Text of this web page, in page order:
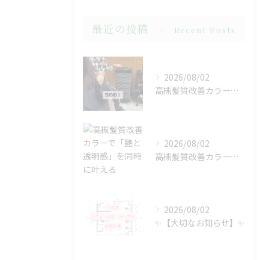
最近の投稿 Recent Posts
2026/08/02
高槻髪質改善カラーで「艶と透明感」を同時に叶える
2026/08/02
高槻髪質改善カラーで「艶と透明感」を同時に叶える
2026/08/02
✨【大切なお知らせ】✨